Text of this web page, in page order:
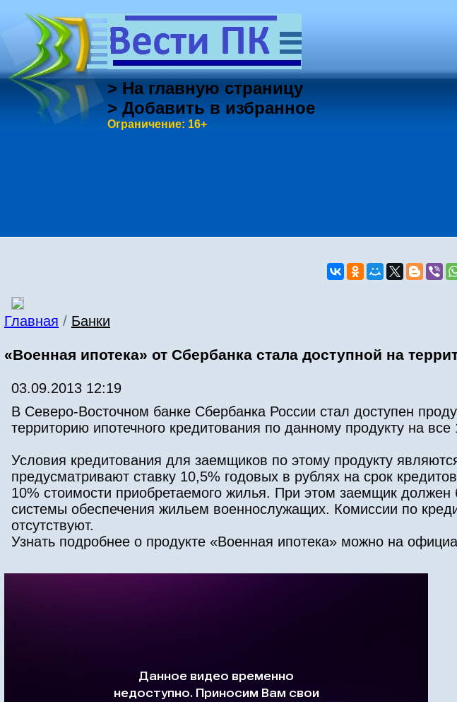
> На главную страницу
> Добавить в избранное
Ограничение: 16+
Главная / Банки
«Военная ипотека» от Сбербанка стала доступной на
03.09.2013 12:19
В Северо-Восточном банке Сбербанка России стал доступен
территорию ипотечного кредитования по данному продукту на
Условия кредитования для заемщиков по этому продукту
предусматривают ставку 10,5% годовых в рублях на срок
10% стоимости приобретаемого жилья. При этом заемщик должен
системы обеспечения жильем военнослужащих. Комиссии по
отсутствуют.
Узнать подробнее о продукте «Военная ипотека» можно на